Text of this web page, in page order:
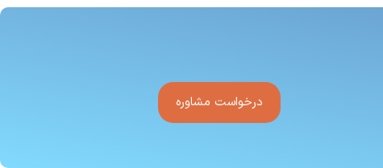
درخواست مشاوره